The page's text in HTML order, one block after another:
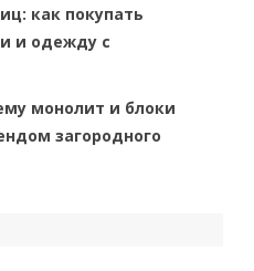
как покупать
и одежду с
монолит и блоки
загородного